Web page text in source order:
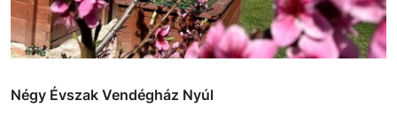
Négy Évszak Vendégház Nyúl